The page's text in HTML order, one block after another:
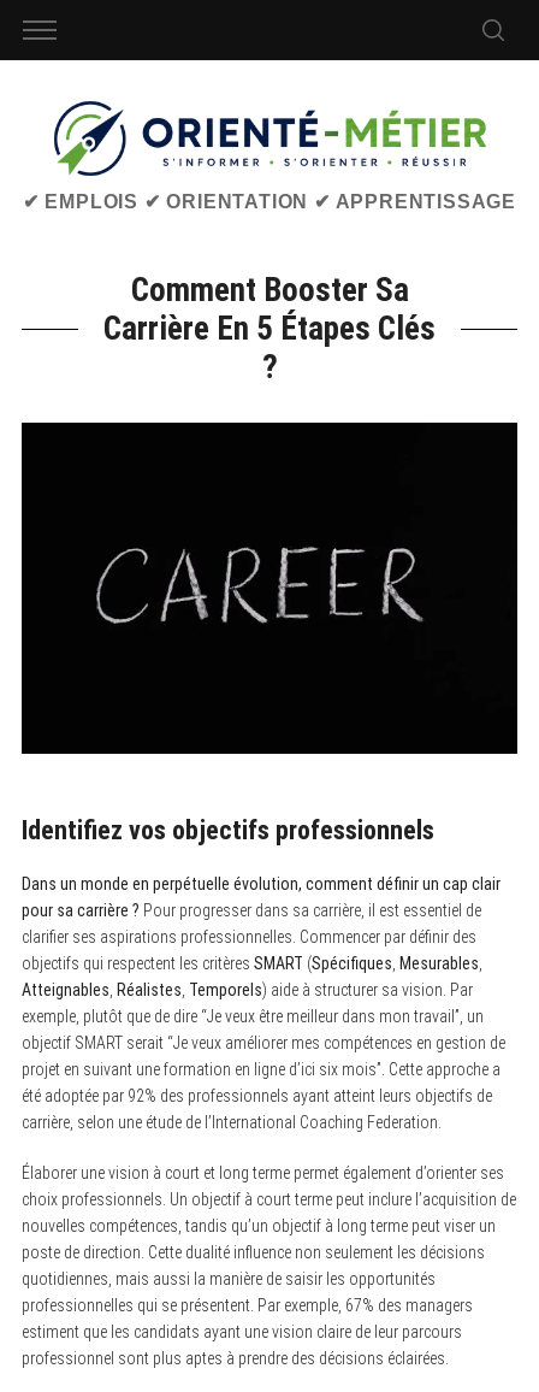
✔ EMPLOIS ✔ ORIENTATION ✔ APPRENTISSAGE
Comment Booster Sa
Carrière En 5 Étapes Clés
?
Identifiez vos objectifs professionnels
Dans un monde en perpétuelle évolution, comment définir un cap clair
pour sa carrière ? Pour progresser dans sa carrière, il est essentiel de
clarifier ses aspirations professionnelles. Commencer par définir des
objectifs qui respectent les critères SMART (Spécifiques Mesurables
Atteignables Réalistes Temporels) aide à structurer sa vision. Par
exemple, plutôt que de dire “Je veux être meilleur dans mon travail”, un
objectif SMART serait “Je veux améliorer mes compétences en gestion de
projet en suivant une formation en ligne d’ici six mois”. Cette approche a
été adoptée par 92% des professionnels ayant atteint leurs objectifs de
carrière, selon une étude de l’International Coaching Federation.
Élaborer une vision à court et long terme permet également d’orienter ses
choix professionnels. Un objectif à court terme peut inclure l’acquisition de
nouvelles compétences, tandis qu’un objectif à long terme peut viser un
poste de direction. Cette dualité influence non seulement les décisions
quotidiennes, mais aussi la manière de saisir les opportunités
professionnelles qui se présentent. Par exemple, 67% des managers
estiment que les candidats ayant une vision claire de leur parcours
professionnel sont plus aptes à prendre des décisions éclairées.